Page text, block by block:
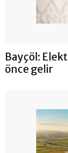
Bayçöl:
önce gelir